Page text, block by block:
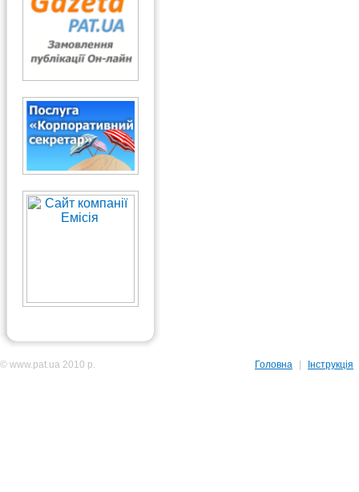
© www.pat.ua 2010 р. Головна Інструкція